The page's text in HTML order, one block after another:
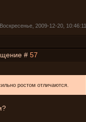
Воскресенье, 2009-12-20, 10:46:11
# 57
ростом отличаются.